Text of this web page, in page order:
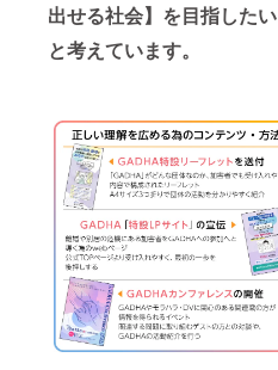
出せる社会】を目指したい
と考えています。